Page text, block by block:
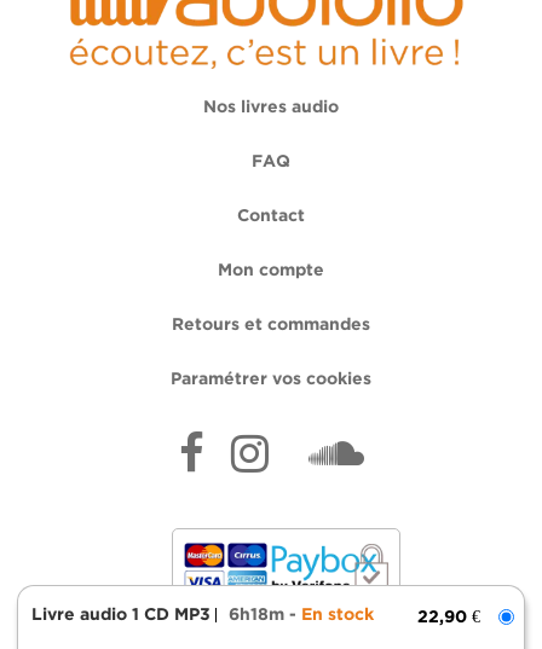
Livre audio 1 CD MP3 6h18m En stock 22,90 €
Nos livres audio
FAQ
Contact
Mon compte
Retours et commandes
Paramétrer vos cookies